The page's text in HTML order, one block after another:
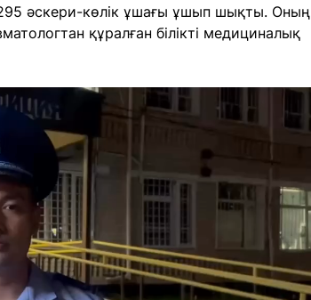
әскери-көлік ұшағы ұшып шықты. Оның
құралған білікті медициналық